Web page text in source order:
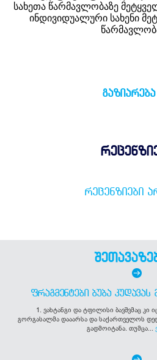
სახეთა წარმავლობაზე
ინდივიდუალური სახენი
ᲒᲐᲖᲘᲐᲠᲔᲑᲐ
ᲠᲔᲪᲔᲜᲖᲘᲔᲑᲘ
ᲤᲠᲐᲒᲛᲔᲜᲢᲔᲑᲘ ᲑᲣᲑᲐ ᲙᲣᲓᲐᲕᲐᲡ
1. ვახტანგი და ტფილისი ბავშვმაც კი
გორგასალმა დააარსა და საქართველოს
გადმოიტანა. თუმცა...